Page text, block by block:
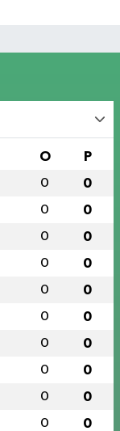
O P
0 0
0 0
0 0
0 0
0 0
0 0
0 0
0 0
0 0
0 0